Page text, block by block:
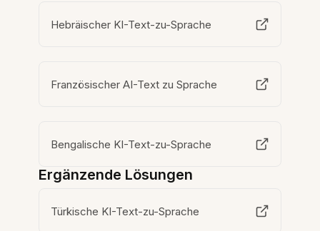
Hebräischer KI-Text-zu-Sprache
Französischer AI-Text zu Sprache
Bengalische KI-Text-zu-Sprache
Ergänzende Lösungen
Türkische KI-Text-zu-Sprache